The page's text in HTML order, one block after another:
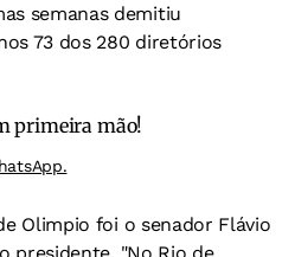
semanas demitiu
73 dos 280 diretórios
primeira mão!
Olimpio foi o senador Flávio